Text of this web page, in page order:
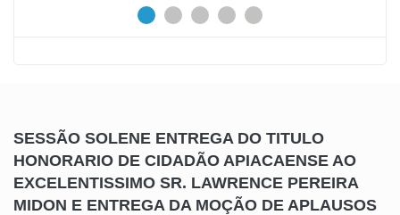
SESSÃO SOLENE ENTREGA DO TITULO
HONORARIO DE CIDADÃO APIACAENSE AO
EXCELENTISSIMO SR. LAWRENCE PEREIRA
MIDON E ENTREGA DA MOÇÃO DE APLAUSOS